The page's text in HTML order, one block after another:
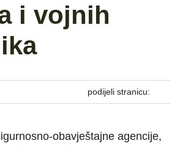
i vojnih
podijeli stranicu:
obavještajne agencije,